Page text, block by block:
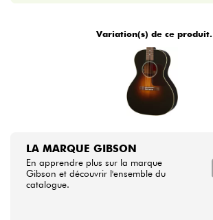
Variation(s) de ce produit.
LA MARQUE GIBSON
En apprendre plus sur la marque
Gibson et découvrir l'ensemble du
catalogue.